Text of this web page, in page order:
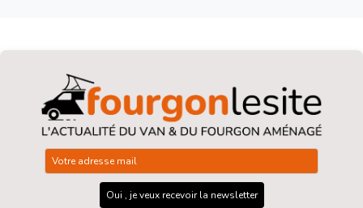
Oui , je veux recevoir la newsletter